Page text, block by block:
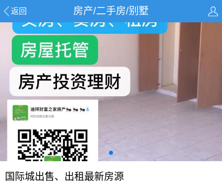
返回 房产/二手房/别墅
国际城出售、出租最新房源